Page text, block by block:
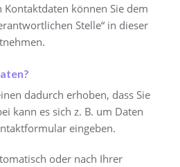
Kontaktdaten können Sie dem
Stelle“ in dieser
dadurch erhoben, dass Sie
kann es sich z. B. um Daten
eingeben.
oder nach Ihrer